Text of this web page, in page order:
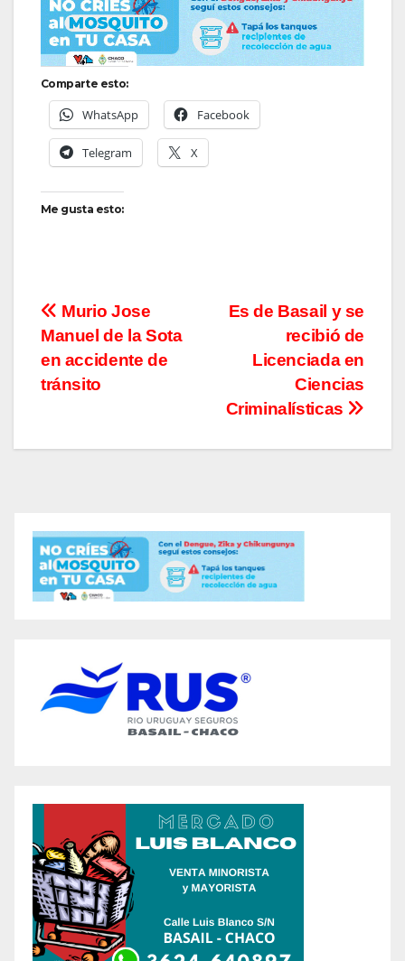
Comparte esto:
WhatsApp Facebook
Telegram X
Me gusta esto:
Navegación
de
entradas
Es de Basail y se
recibió de
Licenciada en
Ciencias
Criminalísticas
Murio Jose
Manuel de la Sota
en accidente de
tránsito